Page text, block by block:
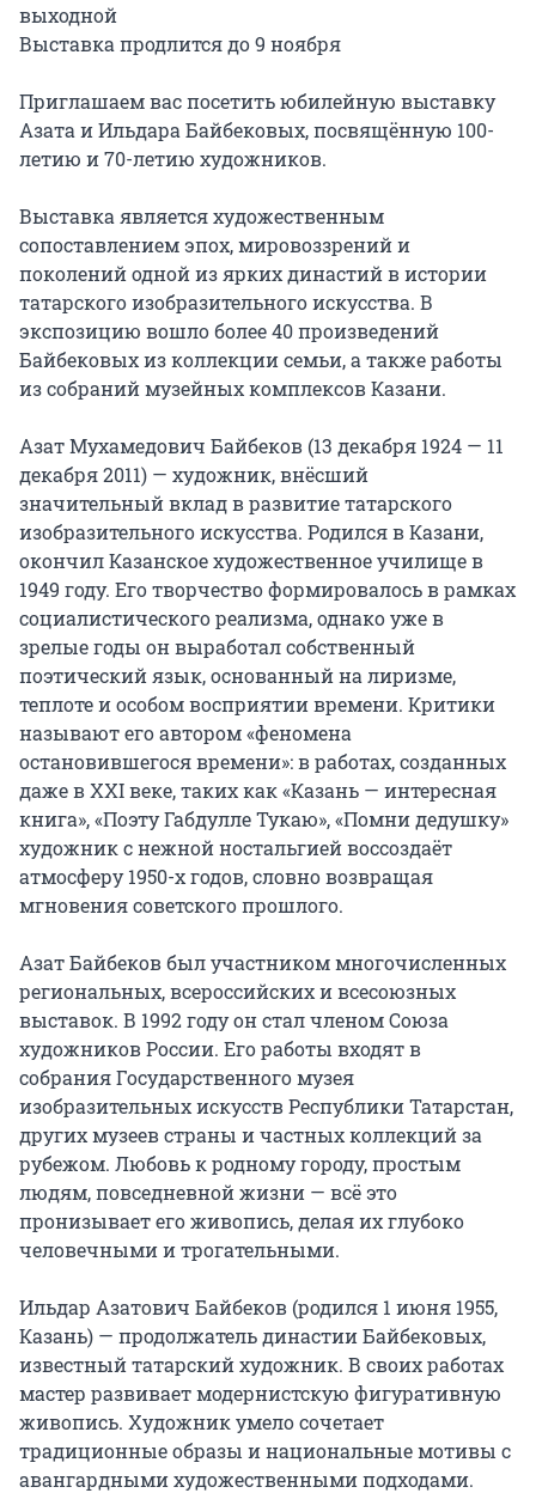
выходной
Выставка продлится до 9 ноября
Приглашаем вас посетить юбилейную выставку
Азата и Ильдара Байбековых, посвящённую 100-
летию и 70-летию художников.
Выставка является художественным
сопоставлением эпох, мировоззрений и
поколений одной из ярких династий в истории
татарского изобразительного искусства. В
экспозицию вошло более 40 произведений
Байбековых из коллекции семьи, а также работы
из собраний музейных комплексов Казани.
Азат Мухамедович Байбеков (13 декабря 1924 — 11
декабря 2011) — художник, внёсший
значительный вклад в развитие татарского
изобразительного искусства. Родился в Казани,
окончил Казанское художественное училище в
1949 году. Его творчество формировалось в рамках
социалистического реализма, однако уже в
зрелые годы он выработал собственный
поэтический язык, основанный на лиризме,
теплоте и особом восприятии времени. Критики
называют его автором «феномена
остановившегося времени»: в работах, созданных
даже в XXI веке, таких как «Казань — интересная
книга», «Поэту Габдулле Тукаю», «Помни дедушку»
художник с нежной ностальгией воссоздаёт
атмосферу 1950-х годов, словно возвращая
мгновения советского прошлого.
Азат Байбеков был участником многочисленных
региональных, всероссийских и всесоюзных
выставок. В 1992 году он стал членом Союза
художников России. Его работы входят в
собрания Государственного музея
изобразительных искусств Республики Татарстан,
других музеев страны и частных коллекций за
рубежом. Любовь к родному городу, простым
людям, повседневной жизни — всё это
пронизывает его живопись, делая их глубоко
человечными и трогательными.
Ильдар Азатович Байбеков (родился 1 июня 1955,
Казань) — продолжатель династии Байбековых,
известный татарский художник. В своих работах
мастер развивает модернистскую фигуративную
живопись. Художник умело сочетает
традиционные образы и национальные мотивы с
авангардными художественными подходами.